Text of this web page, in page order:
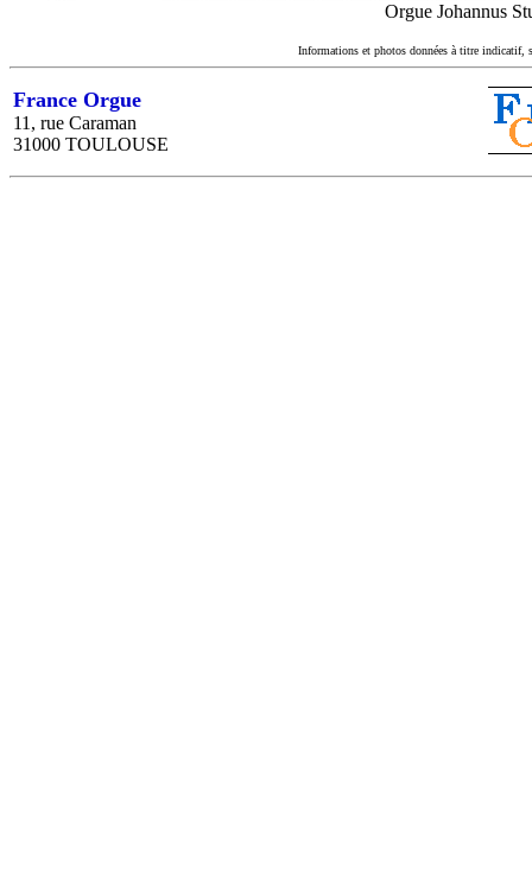
Orgue Johannus
Informations et photos données à titre indicatif,
France Orgue
11, rue Caraman
31000 TOULOUSE